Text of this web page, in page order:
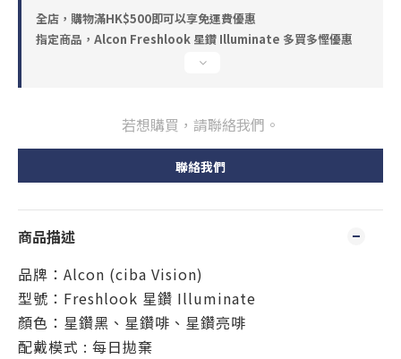
全店，購物滿HK$500即可以享免運費優惠
指定商品，Alcon Freshlook 星鑽 Illuminate 多買多慳優惠
若想購買，請聯絡我們。
聯絡我們
商品描述
品牌：Alcon (ciba Vision)
型號：Freshlook 星鑽 Illuminate
顏色：星鑽黑、星鑽啡、星鑽亮啡
配戴模式 : 每日拋棄